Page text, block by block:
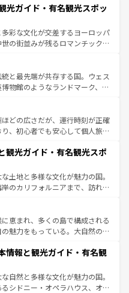
気候が異なるスペインはその個
しい。
いる。華麗な宮殿、歴史的な大
て豊かな自然が、訪れる者を心
ンスは美食の国としても知ら
コ無形文化遺産にも登録されて
、多彩な楽しみ方が可能だ。さ
魅力が溢れており、どの街角に
いている。パリ以外の個性あふ
光ガイド・有名観光スポッ
彩な文化が交差するヨーロッパ
の街並みが残るロマンチック街
歩いても飽きることがない。ベ
エルン州のアルプスの絶景、そ
畑といった風景は必見。ビール
てほしい。 なお、新着の
一覧を参照してほしい。
と最先端が共存する国。ウェス
物館のようなランドマーク、歴
る。また、優雅なアフタヌーン
まらない英国パブ、サッカー観
きる体験も豊富。イギリスを旅
い。
どの広さだが、運行時刻が正確
、初心者でも安心して個人旅行
、スイスならではのユニークな
光だけでなく町歩きも満喫する
が高いため物価も高いが、旅行
ービスもあり、うまく活用すれ
観光ガイド・有名観光スポ
土地と多様な文化が魅力の国。
のカリフォルニアまで、訪れる
、ショッピング、エンターテイ
なスポットだ。一方、アメリカ
グランドキャニオンやイエロー
、音楽と美食が融合した独特の
リカの各地域で異なる魅力を楽
豊かな歴史を感じることができ
リップや列車の旅も、アメリカ
恵まれ、多くの島で構成される
魅力をもっている。大自然の神
、定番の観光地といえばオアフ
るならマウイ島やカウアイ島が
ーンに輝く海をはじめ、豊かな
。「アロハスピリット」と呼ば
情報と観光ガイド・有名観
自然と多様な文化が魅力の国。
シドニー・オペラハウス、オー